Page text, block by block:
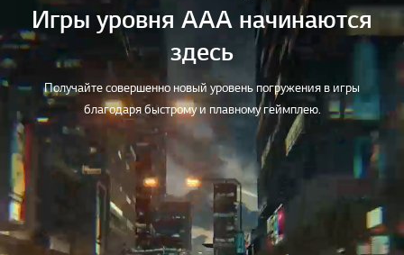
Игры уровня AAA начинаются
здесь
Получайте совершенно новый уровень погружения в игры
благодаря быстрому и плавному геймплею.